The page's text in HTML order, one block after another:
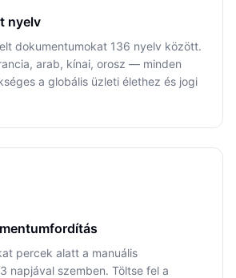
nyelv
dokumentumokat 136 nyelv között.
arab, kínai, orosz — minden
a globális üzleti élethez és jogi
percek alatt a manuális
napjával szemben. Töltse fel a